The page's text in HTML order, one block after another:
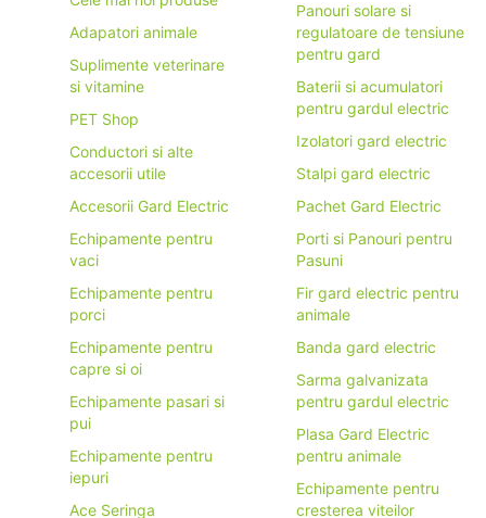
Adapatori animale
Suplimente veterinare
si vitamine
PET Shop
Conductori si alte
accesorii utile
Accesorii Gard Electric
Echipamente pentru
vaci
Echipamente pentru
porci
Echipamente pentru
capre si oi
Echipamente pasari si
pui
Echipamente pentru
iepuri
Ace Seringa
Panouri solare si
regulatoare de tensiune
pentru gard
Baterii si acumulatori
pentru gardul electric
Izolatori gard electric
Stalpi gard electric
Pachet Gard Electric
Porti si Panouri pentru
Pasuni
Fir gard electric pentru
animale
Banda gard electric
Sarma galvanizata
pentru gardul electric
Plasa Gard Electric
pentru animale
Echipamente pentru
cresterea viteilor